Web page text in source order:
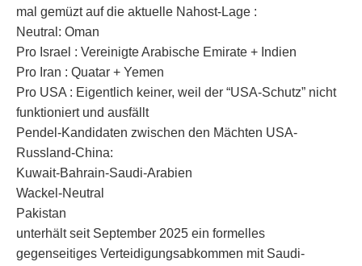
mal gemüzt auf die aktuelle Nahost-Lage :
Neutral: Oman
Pro Israel : Vereinigte Arabische Emirate + Indien
Pro Iran : Quatar + Yemen
Pro USA : Eigentlich keiner, weil der “USA-Schutz” nicht
funktioniert und ausfällt
Pendel-Kandidaten zwischen den Mächten USA-
Russland-China:
Kuwait-Bahrain-Saudi-Arabien
Wackel-Neutral
Pakistan
unterhält seit September 2025 ein formelles
gegenseitiges Verteidigungsabkommen mit Saudi-